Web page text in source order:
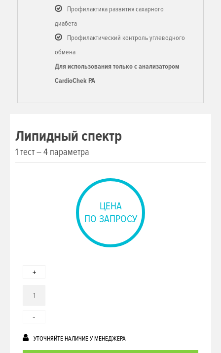
Профилактика развития сахарного
диабета
Профилактический контроль углеводного
обмена
Для использования только с анализатором
CardioChek PA
Липидный спектр
1 тест – 4 параметра
ЦЕНА
ПО ЗАПРОСУ
+
-
УТОЧНЯЙТЕ НАЛИЧИЕ У МЕНЕДЖЕРА